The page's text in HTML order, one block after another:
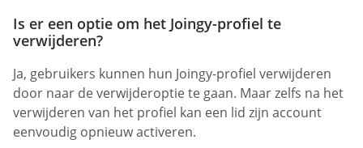
Is er een optie om het Joingy-profiel te
verwijderen?
Ja, gebruikers kunnen hun Joingy-profiel verwijderen
door naar de verwijderoptie te gaan. Maar zelfs na het
verwijderen van het profiel kan een lid zijn account
eenvoudig opnieuw activeren.